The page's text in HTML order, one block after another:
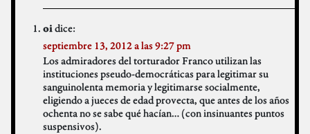
oidice:
septiembre 13, 2012 a las 9:27 pm
Los admiradores del torturador Franco utilizan las
instituciones pseudo-democráticas para legitimar su
sanguinolenta memoria y legitimarse socialmente,
eligiendo a jueces de edad provecta, que antes de los años
ochenta no se sabe qué hacían… (con insinuantes puntos
suspensivos).